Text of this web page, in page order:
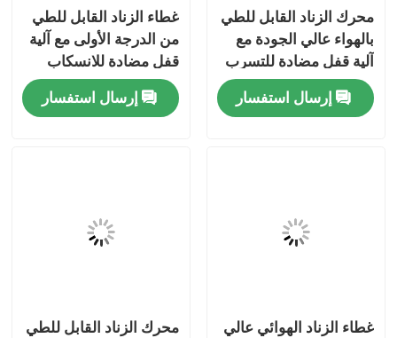
أشرطة فيديو
محرك الزناد القابل للطي
بالهواء عالي الجودة مع
آلية قفل مضادة للتسرب
وأنبوب تمديد متكامل
إرسال استفسار
غطاء الزناد القابل للطي
من الدرجة الأولى مع آلية
قفل مضادة للانسكاب
وأنبوب تمديد متكامل
للرش مزدوج التأثير
إرسال استفسار
غطاء الزناد الهوائي عالي
محرك الزناد القابل للطي